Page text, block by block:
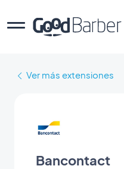
Ver más extensiones
Bancontact